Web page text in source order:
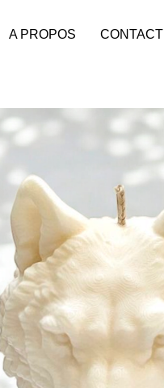
A PROPOS CONTACT